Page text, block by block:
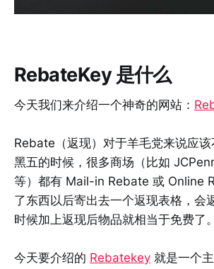
RebateKey 是什么
今天我们来介绍一个神奇的网站：
Rebate（返现）对于羊毛党来说应
黑五的时候，很多商场（比如
等）都有 Mail-in Rebate 或 Online
了东西以后寄出去一个返现表格，会
时候加上返现后物品就相当于免费了。
今天要介绍的 Rebatekey 就是一个